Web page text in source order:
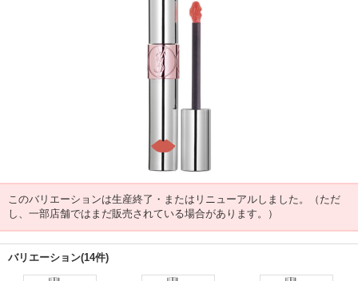
このバリエーションは生産終了・またはリニューアルしました。（ただ
し、一部店舗ではまだ販売されている場合があります。）
バリエーション(14件)